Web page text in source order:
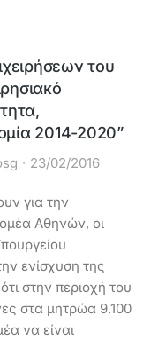
του
2014-2020”
23/02/2016
για την
Αθηνών, οι
ενίσχυση της
στην περιοχή του
στα μητρώα 9.100
να είναι